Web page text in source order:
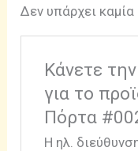
Δεν υπάρχει
Κάνετε
για το
Πόρτα
Η ηλ.